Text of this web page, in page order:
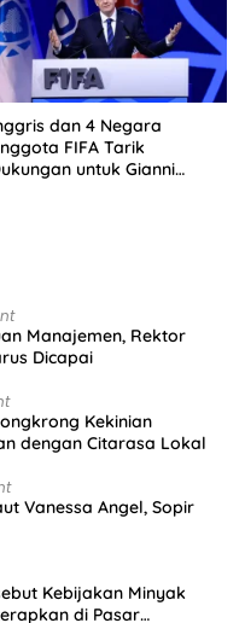
dan 4 Negara
FIFA Tarik
untuk Gianni
Manajemen, Rektor
Dicapai
Kekinian
dengan Citarasa Lokal
Vanessa Angel, Sopir
Kebijakan Minyak
di Pasar